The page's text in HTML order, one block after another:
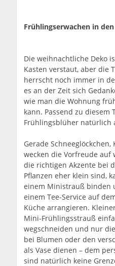
Frühlingserwachen in
Die weihnachtliche Deko
Kasten verstaut, aber die
herrscht noch immer in
es an der Zeit sich
wie man die Wohnung
kann. Passend zu diesem
Frühlingsblüher natürlich
Gerade
wecken die Vorfreude auf
die richtigen Akzente bei
Pflanzen eher klein sind,
einem Ministrauß binden
einem Tee-Service auf
Küche arrangieren.
Mini-Frühlingsstrauß
wegschneiden und nur
bei Blumen oder den
als Vase dienen – dem
sind natürlich keine